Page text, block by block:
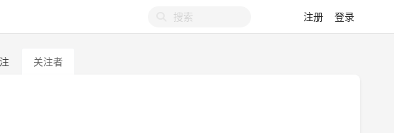
注册 登录
关注者